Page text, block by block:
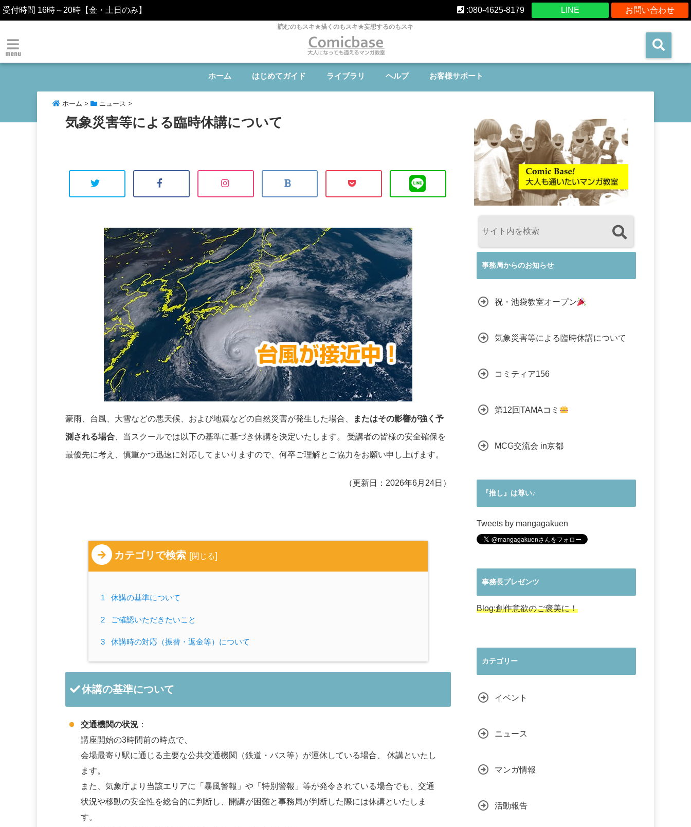
受付時間 16時～20時【金・土日のみ】 お問い合わせ
LINE
:080-4625-8179
読むのもスキ★描くのもスキ★妄想するのもスキ
menu
ホーム はじめてガイド ライブラリ ヘルプ お客様サポート
ホーム > ニュース >
気象災害等による臨時休講について
豪雨、台風、大雪などの悪天候、および地震などの自然災害が発生した場合、 またはその影響が強く予
測される場合 、当スクールでは以下の基準に基づき休講を決定いたします。 受講者の皆様の安全確保を
最優先に考え、慎重かつ迅速に対応してまいりますので、何卒ご理解とご協力をお願い申し上げます。
（更新日：2026年6月24日）
カテゴリで検索 [閉じる]
1 休講の基準について
2 ご確認いただきたいこと
3 休講時の対応（振替・返金等）について
休講の基準について
交通機関の状況 ：
講座開始の3時間前の時点で、
会場最寄り駅に通じる主要な公共交通機関（鉄道・バス等）が運休している場合、 休講といたし
ます。
また、気象庁より当該エリアに「暴風警報」や「特別警報」等が発令されている場合でも、交通
状況や移動の安全性を総合的に判断し、開講が困難と事務局が判断した際には休講といたしま
す。
事務局からのお知らせ
祝・池袋教室オープン
気象災害等による臨時休講について
コミティア156
第12回TAMAコミ
MCG交流会 in京都
『推し』は尊い♪
Tweets by mangagakuen
事務長プレゼンツ
Blog:創作意欲のご褒美に！
カテゴリー
イベント
ニュース
マンガ情報
活動報告